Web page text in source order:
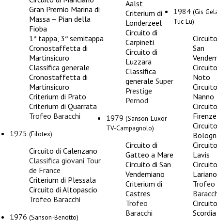
Gran Premio Marina di
Massa – Pian della
Fioba
1ª tappa, 3ª semitappa
Cronostaffetta di
Martinsicuro
Classifica generale
Cronostaffetta di
Martinsicuro
Criterium di Prato
Criterium di Quarrata
Trofeo Baracchi
1975 (Filotex)
Circuito di Calenzano
Classifica giovani Tour
de France
Criterium di Plessala
Circuito di Altopascio
Trofeo Baracchi
1976 (Sanson-Benotto)
Aalst
Criterium di
Londerzeel
Circuito di
Carpineti
Circuito di
Luzzara
Classifica
generale Super
Prestige
Pernod
1979 (Sanson-Luxor
TV-Campagnolo)
Circuito di
Gatteo a Mare
Circuito di San
Vendemiano
Criterium di
Castres
Trofeo
Baracchi
1984 (Gis
Tuc Lu)
San
Noto
Nanno
Firenze
Lavis
Lariano
Trofeo
Scordia